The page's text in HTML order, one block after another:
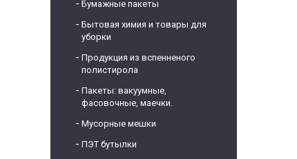
Бумажные пакеты
Бытовая химия и товары для
уборки
Продукция из вспенненого
полистирола
Пакеты: вакуумные,
фасовочные, маечки.
Мусорные мешки
ПЭТ бутылки